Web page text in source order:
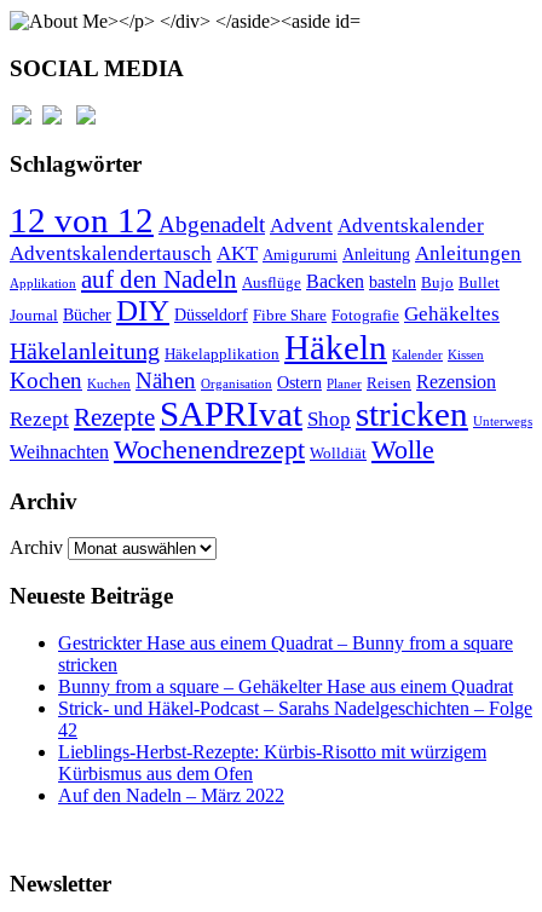
SOCIAL MEDIA
Schlagwörter
12 von 12 Abgenadelt Advent Adventskalender
Adventskalendertausch AKT Amigurumi Anleitung Anleitungen
Applikation auf den Nadeln Ausflüge Backen basteln Bujo Bullet
Journal Bücher DIY Düsseldorf Fibre Share Fotografie Gehäkeltes
Häkelanleitung Häkelapplikation Häkeln Kalender Kissen
Kochen Kuchen Nähen Organisation Ostern Planer Reisen Rezension
Rezept Rezepte SAPRIvat Shop stricken Unterwegs
Weihnachten Wochenendrezept Wolldiät Wolle
Archiv
Archiv
Neueste Beiträge
Gestrickter Hase aus einem Quadrat – Bunny from a square
stricken
Bunny from a square – Gehäkelter Hase aus einem Quadrat
Strick- und Häkel-Podcast – Sarahs Nadelgeschichten – Folge
42
Lieblings-Herbst-Rezepte: Kürbis-Risotto mit würzigem
Kürbismus aus dem Ofen
Auf den Nadeln – März 2022
Newsletter